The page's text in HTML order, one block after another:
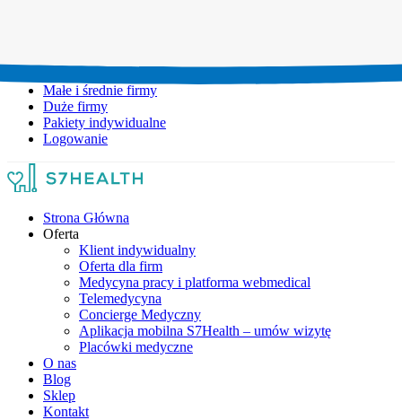
Małe i średnie firmy
Duże firmy
Pakiety indywidualne
Logowanie
Strona Główna
Oferta
Klient indywidualny
Oferta dla firm
Medycyna pracy i platforma webmedical
Telemedycyna
Concierge Medyczny
Aplikacja mobilna S7Health – umów wizytę
Placówki medyczne
O nas
Blog
Sklep
Kontakt